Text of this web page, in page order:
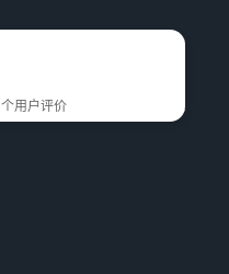
个用户评价